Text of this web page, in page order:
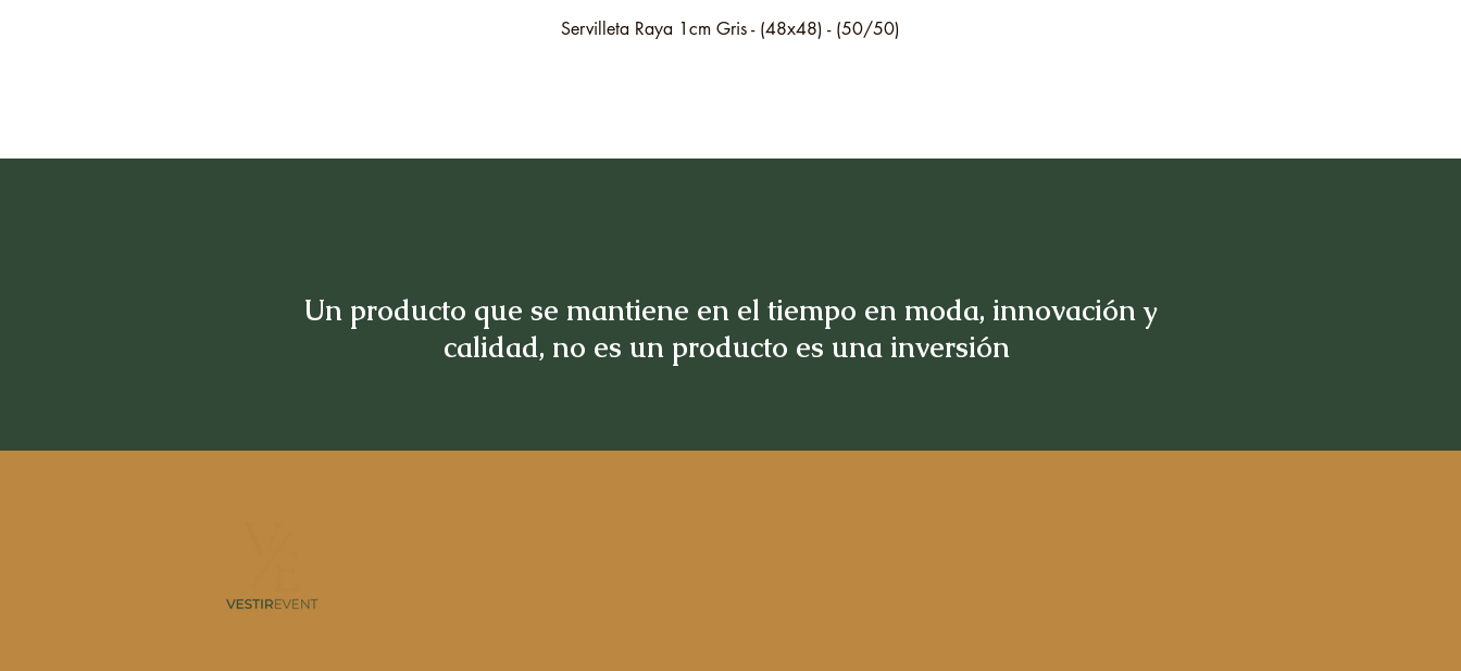
Vista rápida
Servilleta Raya 1cm Gris - (48x48) - (50/50)
Un producto que se mantiene en el tiempo en moda, innovación y
calidad, no es un producto es una inversión